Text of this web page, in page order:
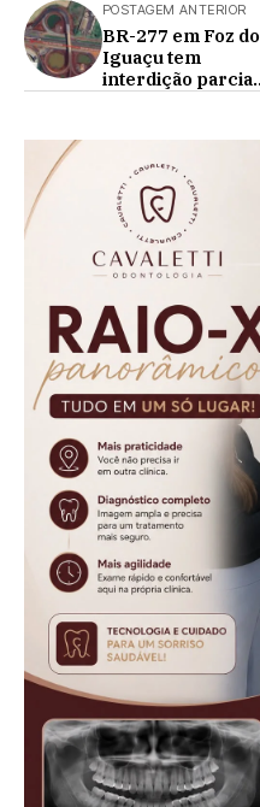
POSTAGEM ANTERIOR
BR-277 em Foz do
Iguaçu tem
interdição parcial